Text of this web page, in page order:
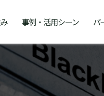
事例・活用シーン パ